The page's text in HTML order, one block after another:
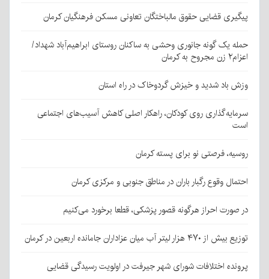
پیگیری قضایی حقوق مالباختگان تعاونی مسکن فرهنگیان کرمان
حمله یک گونه جانوری وحشی به ساکنان روستای ابراهیم‌آباد شهداد/
اعزام۲ زن مجروح به کرمان
وزش باد شدید و خیزش گردوخاک در راه استان
سرمایه‌گذاری روی کودکان، راهکار اصلی کاهش آسیب‌های اجتماعی
است
روسیه، فرصتی نو برای پسته کرمان
احتمال وقوع رگبار باران در مناطق جنوبی و مرکزی کرمان
در صورت احراز هرگونه قصور پزشکی، قطعا برخورد می‌کنیم
توزیع بیش از ۴۷۰ هزار لیتر آب میان عزاداران جامانده اربعین در کرمان
پرونده اختلافات شورای شهر جیرفت در اولویت رسیدگی قضایی